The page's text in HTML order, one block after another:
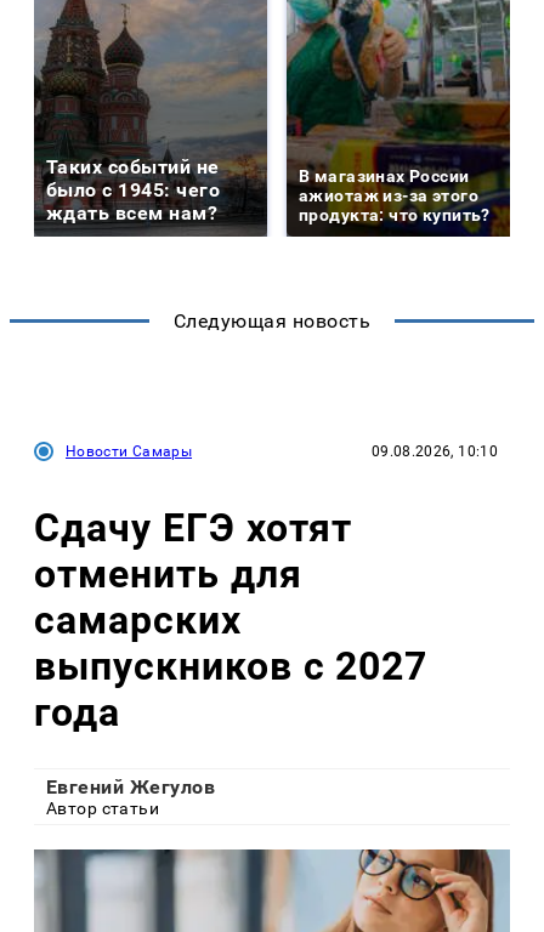
Таких событий не
было с 1945: чего
ждать всем нам?
В магазинах России
ажиотаж из-за этого
продукта: что купить?
Следующая новость
Новости Самары 09.08.2026, 10:10
Сдачу ЕГЭ хотят
отменить для
самарских
выпускников с 2027
года
Евгений Жегулов
Автор статьи